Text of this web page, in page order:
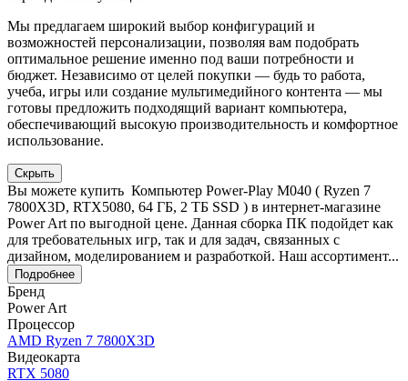
Мы предлагаем широкий выбор конфигураций и
возможностей персонализации, позволяя вам подобрать
оптимальное решение именно под ваши потребности и
бюджет. Независимо от целей покупки — будь то работа,
учеба, игры или создание мультимедийного контента — мы
готовы предложить подходящий вариант компьютера,
обеспечивающий высокую производительность и комфортное
использование.
Скрыть
Вы можете купить Компьютер Power-Play M040 ( Ryzen 7
7800X3D, RTX5080, 64 ГБ, 2 ТБ SSD ) в интернет-магазине
Power Art по выгодной цене. Данная сборка ПК подойдет как
для требовательных игр, так и для задач, связанных с
дизайном, моделированием и разработкой. Наш ассортимент...
Подробнее
Бренд
Power Art
Процессор
AMD Ryzen 7 7800X3D
Видеокарта
RTX 5080